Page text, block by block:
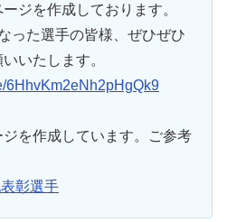
ジを作成しております。
った選手の皆様、ぜひぜひ
いたします。
6HhvKm2eNh2pHgQk9
ジを作成しています。ご参考
彰選手